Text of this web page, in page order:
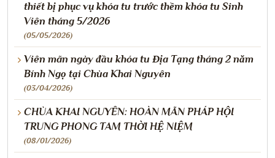
thiết bị phục vụ khóa tu trước thềm khóa tu Sinh
Viên tháng 5/2026
(05/05/2026)
Viên mãn ngày đầu khóa tu Địa Tạng tháng 2 năm
Bính Ngọ tại Chùa Khai Nguyên
(03/04/2026)
CHÙA KHAI NGUYÊN: HOÀN MÃN PHÁP HỘI
TRUNG PHONG TAM THỜI HỆ NIỆM
(08/01/2026)